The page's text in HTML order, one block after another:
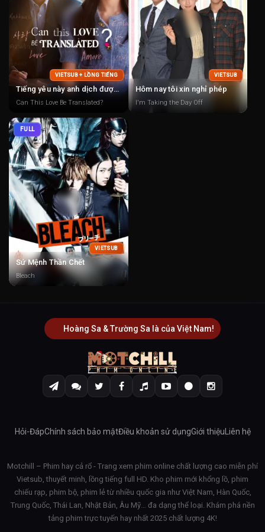
VIETSUB + LỒNG TIẾNG
Tiếng yêu này anh dịch được không?
Can This Love Be Translated?
VIETSUB
Hôm nay tôi xin nghỉ phép
I'm Taking the Day Off
FULL
VIETSUB
Sứ Mệnh Thần Chết
Bleach
Hoàng Sa & Trường Sa là của Việt Nam!
Hỏi-ĐápChính sách bảo mậtĐiều khoản sử dụngGiới thiệuLiên hệ
Motchill – Phim hay cả rổ - Trang xem phim online chất lượng cao miễn phí
Vietsub, thuyết minh, lồng tiếng full HD. Kho phim mới khổng lồ, phim
chiếu rạp, phim bộ, phim lẻ từ nhiều quốc gia như Việt Nam, Hàn Quốc,
Trung Quốc, Thái Lan, Nhật Bản, Âu Mỹ… đa dạng thể loại. Khám phá nền
tảng phim trực tuyến hay nhất 2025 chất lượng 4K!